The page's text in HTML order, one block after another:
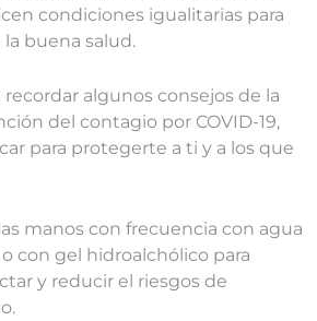
condiciones igualitarias para
buena salud.
algunos consejos de la
del contagio por COVID-19,
para protegerte a ti y a los que
manos con frecuencia con agua
con gel hidroalchólico para
y reducir el riesgos de